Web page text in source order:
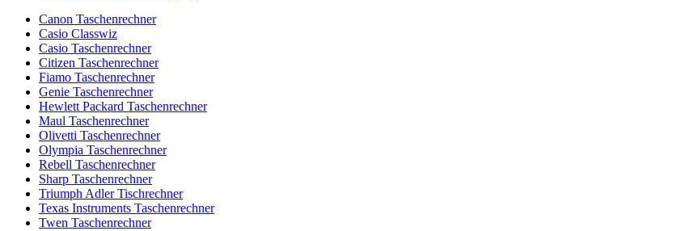
Canon Taschenrechner
Casio Classwiz
Casio Taschenrechner
Citizen Taschenrechner
Fiamo Taschenrechner
Genie Taschenrechner
Hewlett Packard Taschenrechner
Maul Taschenrechner
Olivetti Taschenrechner
Olympia Taschenrechner
Rebell Taschenrechner
Sharp Taschenrechner
Triumph Adler Tischrechner
Texas Instruments Taschenrechner
Twen Taschenrechner